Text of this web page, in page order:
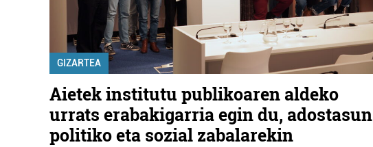
GIZARTEA
Aietek institutu publikoaren aldeko
urrats erabakigarria egin du, adostasun
politiko eta sozial zabalarekin